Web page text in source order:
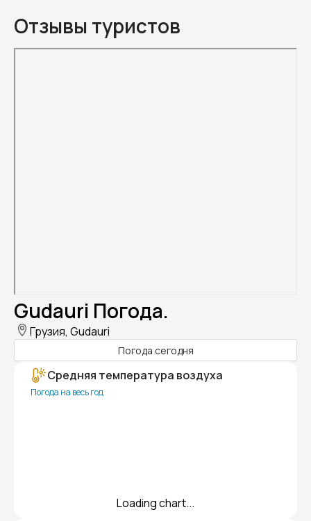
Отзывы туристов
Gudauri Погода.
Грузия, Gudauri
Погода сегодня
Средняя температура воздуха
Погода на весь год
Loading chart...